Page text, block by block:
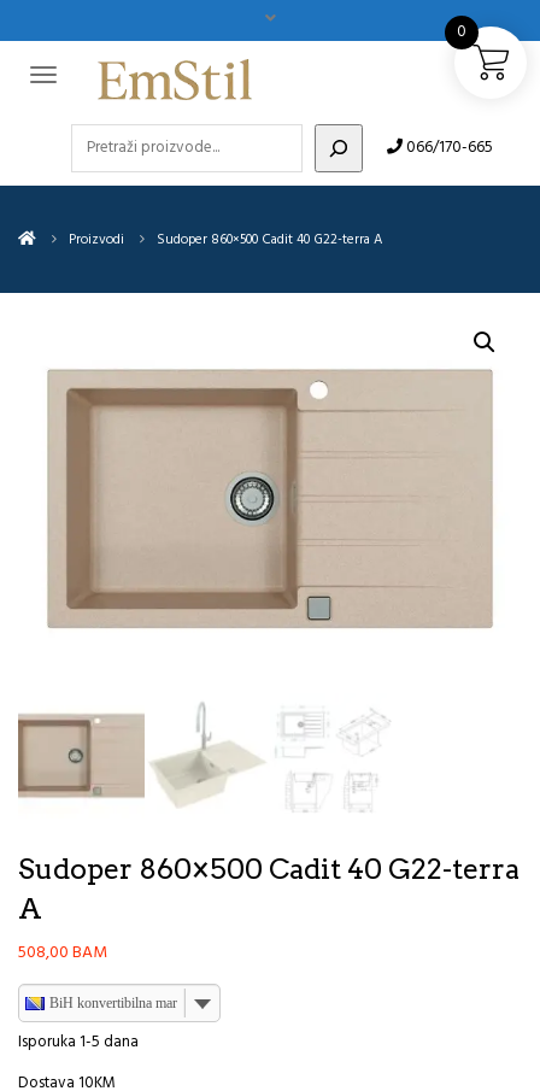
066/170-665
Proizvodi Sudoper 860×500 Cadit 40 G22-terra A
Sudoper 860×500 Cadit 40 G22-terra
A
508,00BAM
BiH konvertibilna marka
Isporuka 1-5 dana
Dostava 10KM
0